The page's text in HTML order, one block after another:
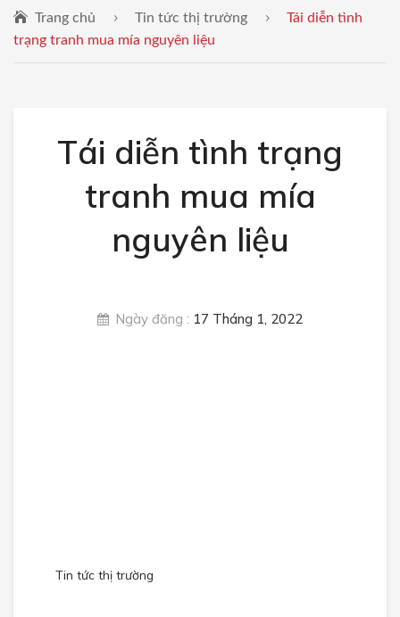
GIỚI THIỆU
Thực phẩm sấy
Luật nông sản
Trang chủ Tin tức thị trường
Tái diễn tình
trạng tranh mua mía nguyên liệu
Tái diễn tình trạng
tranh mua mía
nguyên liệu
Ngày đăng : 17 Tháng 1, 2022
Tin tức thị trường